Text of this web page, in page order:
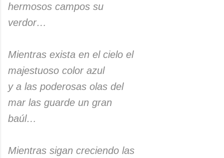
hermosos campos su
verdor…
Mientras exista en el cielo el
majestuoso color azul
y a las poderosas olas del
mar las guarde un gran
baúl…
Mientras sigan creciendo las